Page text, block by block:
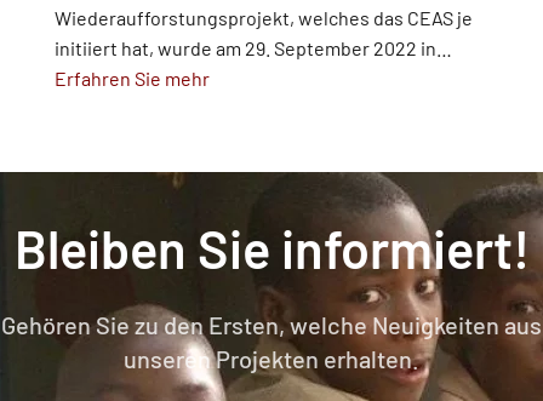
Wiederaufforstungsprojekt, welches das CEAS je
initiiert hat, wurde am 29. September 2022 in
Erfahren Sie mehr
Bleiben Sie informiert!
Gehören Sie zu den Ersten, welche Neuigkeiten aus
unseren Projekten erhalten.